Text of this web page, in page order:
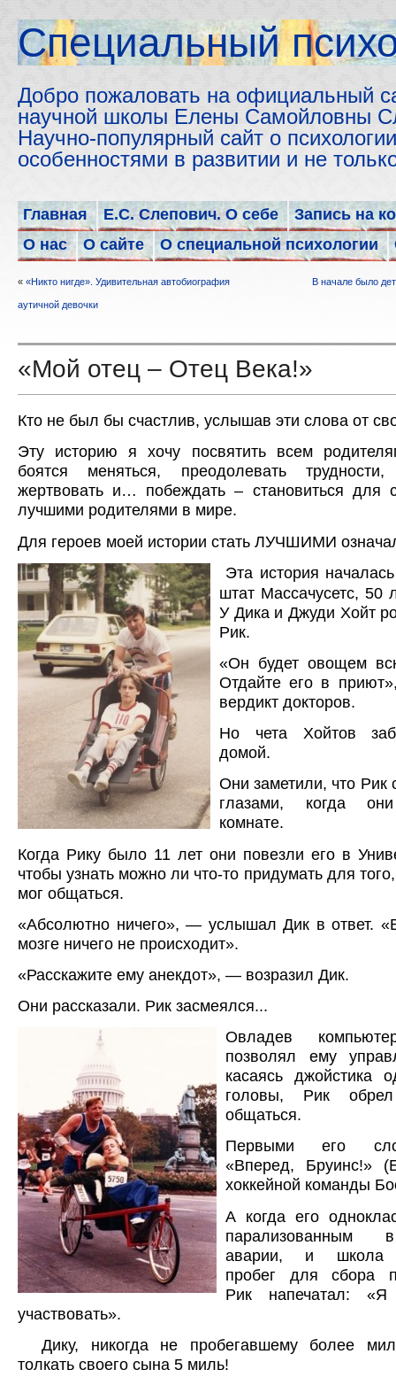
Cпециальный
Добро пожаловать на официальный
научной школы Елены Самойловны
Научно-популярный сайт о
особенностями в развитии и не
Главная Е.С. Слепович. О себе
Запись на
О нас
О сайте О специальной психологии
« «Никто нигде». Удивительная автобиография
аутичной девочки
В начале было
«Мой отец – Отец Века!»
Кто не был бы счастлив, услышав эти слова от
Эту историю я хочу посвятить всем
боятся меняться, преодолевать трудности,
жертвовать и… побеждать – становиться для
лучшими родителями в мире.
Для героев моей истории стать ЛУЧШИМИ
Эта история
штат Массачусетс, 50
У Дика и Джуди Хойт
Рик.
«Он будет овощем
Отдайте его в
вердикт докторов.
Но чета Хойтов
домой.
Они заметили, что Рик
глазами, когда
комнате.
Когда Рику было 11 лет они повезли его в
чтобы узнать можно ли что-то придумать для
мог общаться.
«Абсолютно ничего», — услышал Дик в ответ.
мозге ничего не происходит».
«Расскажите ему анекдот», — возразил Дик.
Они рассказали. Рик засмеялся...
Овладев
позволял ему
касаясь джойстика
головы, Рик обрел
общаться.
Первыми его
«Вперед, Бруинс!»
хоккейной команды
А когда его
парализованным
аварии, и школа
пробег для сбора
Рик напечатал:
участвовать».
Дику, никогда не пробегавшему более
толкать своего сына 5 миль!